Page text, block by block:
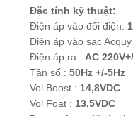
Đặc tính kỹ thuật:
Điện áp vào đổi điện:
Điện áp vào sạc Acquy
Điện áp ra :
AC
Tần số : 50Hz +/-5Hz
Vol Boost : 14,8VDC
Vol Foat : 13,5VDC